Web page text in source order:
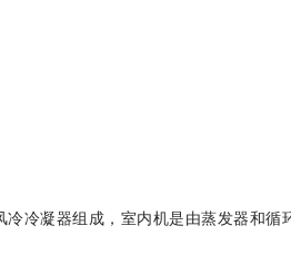
冷凝器组成，室内机是由蒸发器和循